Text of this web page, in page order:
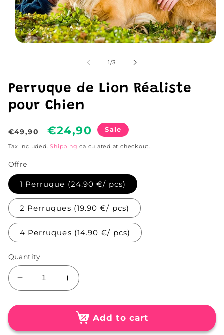
1/of
3
Perruque de Lion Réaliste
pour Chien
Regular
price
€49,90
Sale
price
€24,90 Sale
Tax included.Shipping calculated at checkout.
Offre
1 Perruque (24.90 €/ pcs)
2 Perruques (19.90 €/ pcs)
4 Perruques (14.90 €/ pcs)
Quantity
Decrease
quantity
for
de
Increase
quantity
for
Perruque
de
Add to cart